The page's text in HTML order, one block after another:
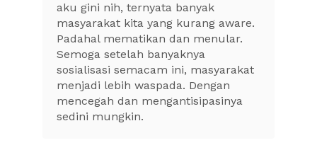
aku gini nih, ternyata banyak
masyarakat kita yang kurang aware.
Padahal mematikan dan menular.
Semoga setelah banyaknya
sosialisasi semacam ini, masyarakat
menjadi lebih waspada. Dengan
mencegah dan mengantisipasinya
sedini mungkin.